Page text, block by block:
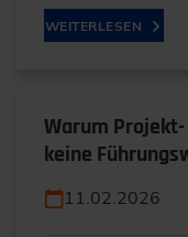
WEITERLESEN
Warum
keine
11.02.2026